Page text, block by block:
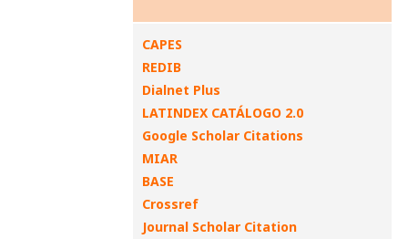
CAPES
REDIB
Dialnet Plus
LATINDEX CATÁLOGO 2.0
Google Scholar Citations
MIAR
BASE
Crossref
Journal Scholar Citation